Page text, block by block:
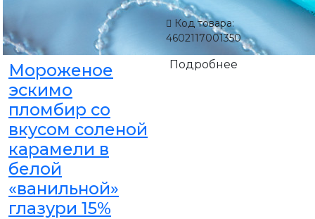
Мороженое
эскимо
пломбир со
вкусом соленой
карамели в
белой
«ванильной»
глазури 15%
Код товара:
4602117001350
Подробнее